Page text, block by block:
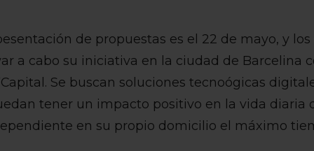
de propuestas es el 22 de mayo, y
a cabo su iniciativa en la ciudad de Barcelina
Se buscan soluciones tecnoógicas
tener un impacto positivo en la vida diaria
en su propio domicilio el máximo